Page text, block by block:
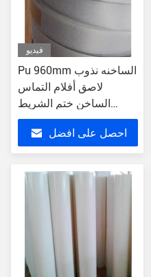
فيديو
Pu 960mm الساخنه نذوب
لاصق أفلام التماس
الساخن ختم الشريط
النسيج الملابس الرياضية
في الهواء الطلق
احصل على افضل